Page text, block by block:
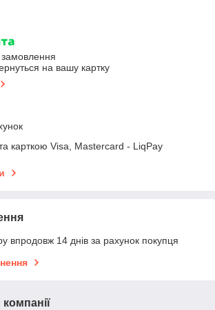
на вашу картку
карткою Visa, Mastercard - LiqPay
впродовж 14 днів за рахунок покупця